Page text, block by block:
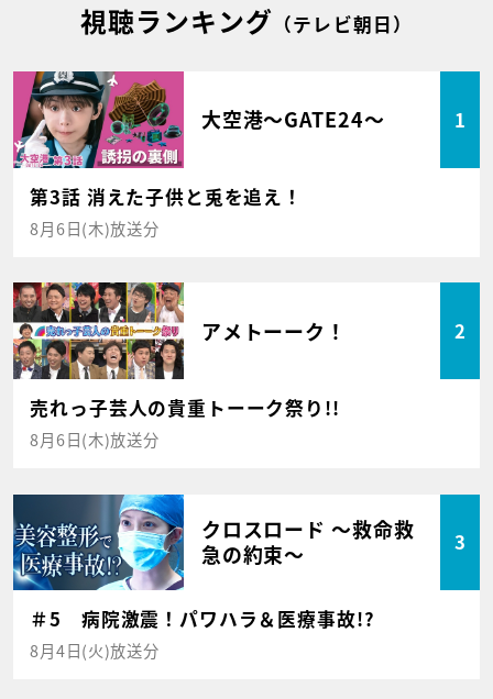
視聴ランキング （テレビ朝日）
大空港～GATE24～ 1
第3話 消えた子供と兎を追え！
8月6日(木)放送分
アメトーーク！ 2
売れっ子芸人の貴重トーーク祭り!!
8月6日(木)放送分
クロスロード ～救命救
急の約束～
3
＃5 病院激震！パワハラ＆医療事故!?
8月4日(火)放送分